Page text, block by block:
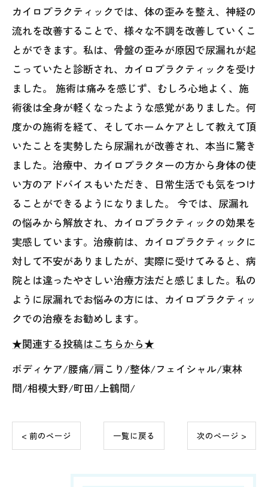
カイロプラクティックでは、体の歪みを整え、神経の
流れを改善することで、様々な不調を改善していくこ
とができます。私は、骨盤の歪みが原因で尿漏れが起
こっていたと診断され、カイロプラクティックを受け
ました。 施術は痛みを感じず、むしろ心地よく、施
術後は全身が軽くなったような感覚がありました。何
度かの施術を経て、そしてホームケアとして教えて頂
いたことを実勢したら尿漏れが改善され、本当に驚き
ました。治療中、カイロプラクターの方から身体の使
い方のアドバイスもいただき、日常生活でも気をつけ
ることができるようになりました。 今では、尿漏れ
の悩みから解放され、カイロプラクティックの効果を
実感しています。治療前は、カイロプラクティックに
対して不安がありましたが、実際に受けてみると、病
院とは違ったやさしい治療方法だと感じました。私の
ように尿漏れでお悩みの方には、カイロプラクティッ
クでの治療をお勧めします。
★関連する投稿はこちらから★
ボディケア/腰痛/肩こり/整体/フェイシャル/東林
間/相模大野/町田/上鶴間/
< 前のページ 一覧に戻る 次のページ >